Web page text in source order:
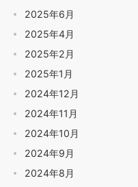
2025年6月
2025年4月
2025年2月
2025年1月
2024年12月
2024年11月
2024年10月
2024年9月
2024年8月